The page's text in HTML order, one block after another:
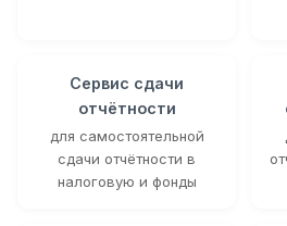
Сервис сдачи
отчётности
для самостоятельной
сдачи отчётности в
налоговую и фонды